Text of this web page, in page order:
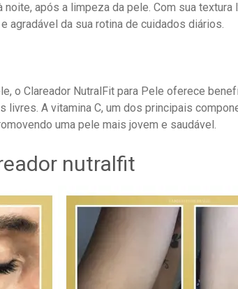
após a limpeza da pele. Com sua textura
agradável da sua rotina de cuidados diários.
o Clareador NutralFit para Pele oferece
livres. A vitamina C, um dos principais
uma pele mais jovem e saudável.
nutralfit